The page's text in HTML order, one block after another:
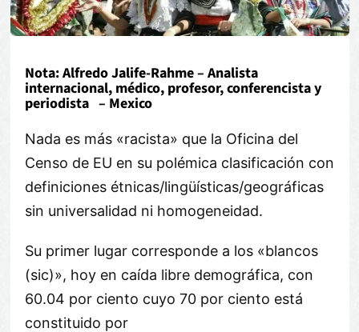
Nota: Alfredo Jalife-Rahme – Analista
internacional, médico, profesor, conferencista y
periodista – Mexico
Nada es más «racista» que la Oficina del
Censo de EU en su polémica clasificación con
definiciones étnicas/lingüísticas/geográficas
sin universalidad ni homogeneidad.
Su primer lugar corresponde a los «blancos
(sic)», hoy en caída libre demográfica, con
60.04 por ciento cuyo 70 por ciento está
constituido por